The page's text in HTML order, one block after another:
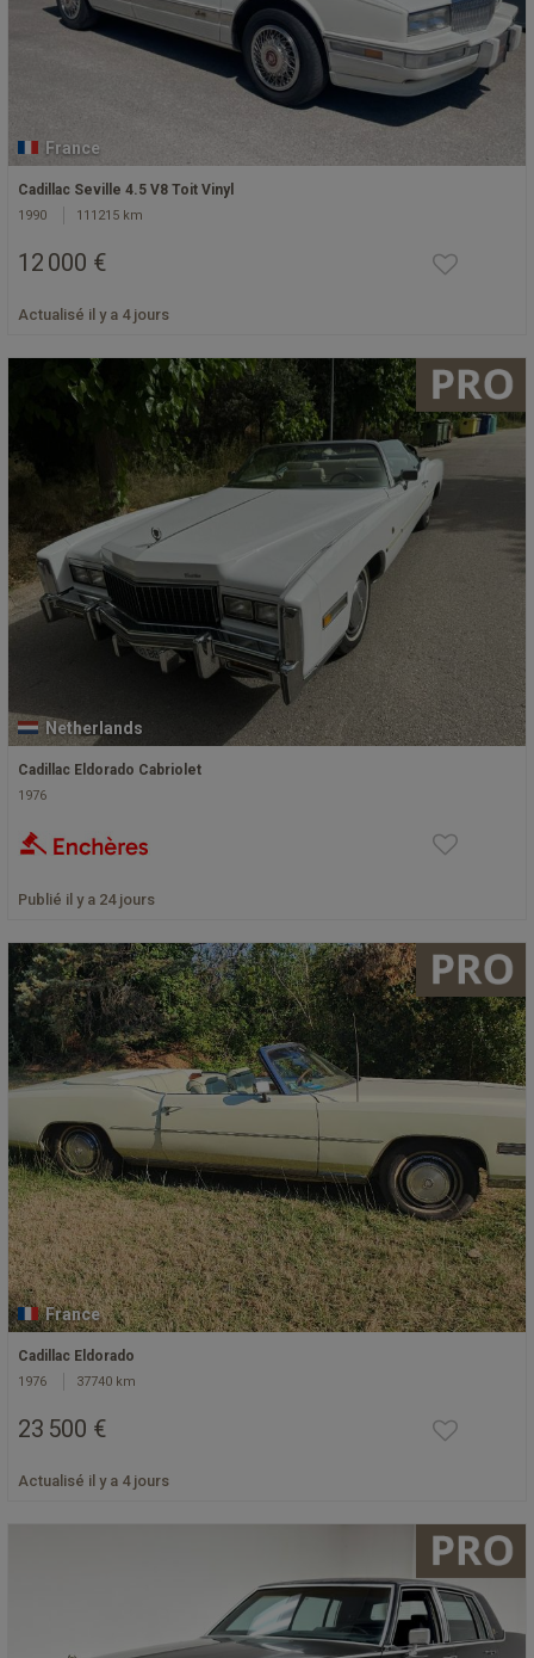
France
Cadillac Seville 4.5 V8 Toit Vinyl
1990 111215 km
12 000 €
Actualisé il y a 4 jours
Netherlands
Cadillac Eldorado Cabriolet
1976
Publié il y a 24 jours
France
Cadillac Eldorado
1976 37740 km
23 500 €
Actualisé il y a 4 jours